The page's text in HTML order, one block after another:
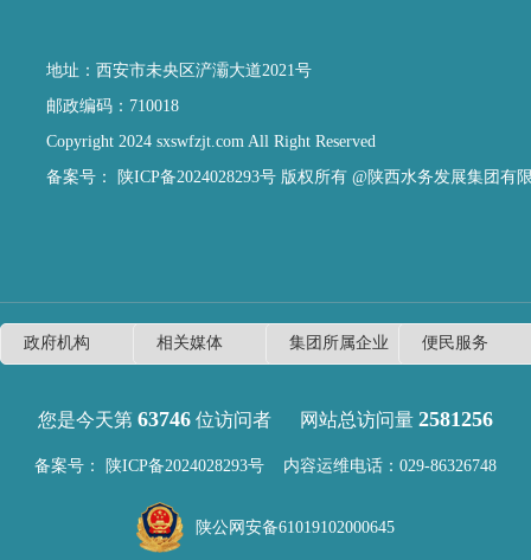
地址：西安市未央区浐灞大道2021号
邮政编码：710018
Copyright 2024 sxswfzjt.com All Right Reserved
备案号：
陕ICP备2024028293号 版权所有 @陕西水务发展集团有
您是今天第 63746 位访问者 网站总访问量 2581256
备案号： 陕ICP备2024028293号 内容运维电话：029-86326748
陕公网安备61019102000645